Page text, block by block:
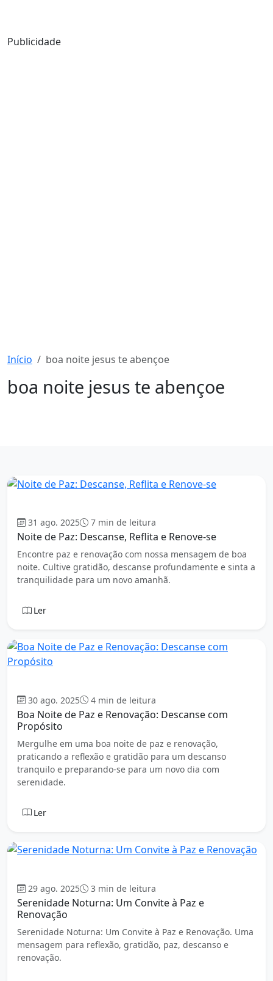
Publicidade
Início boa noite jesus te abençoe
boa noite jesus te abençoe
31 ago. 2025 7 min de leitura
Noite de Paz: Descanse, Reflita e Renove-se
Encontre paz e renovação com nossa mensagem de boa
noite. Cultive gratidão, descanse profundamente e sinta a
tranquilidade para um novo amanhã.
Ler
30 ago. 2025 4 min de leitura
Boa Noite de Paz e Renovação: Descanse com
Propósito
Mergulhe em uma boa noite de paz e renovação,
praticando a reflexão e gratidão para um descanso
tranquilo e preparando-se para um novo dia com
serenidade.
Ler
29 ago. 2025 3 min de leitura
Serenidade Noturna: Um Convite à Paz e
Renovação
Serenidade Noturna: Um Convite à Paz e Renovação. Uma
mensagem para reflexão, gratidão, paz, descanso e
renovação.